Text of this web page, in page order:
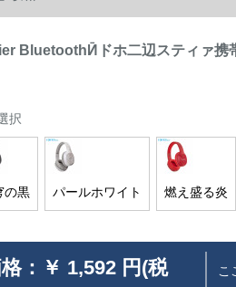
BluetoothӢドホ二辺スティァ携
択
の黒 パールホワイト 燃え盛る炎
： ￥ 1,592 円(税
こ